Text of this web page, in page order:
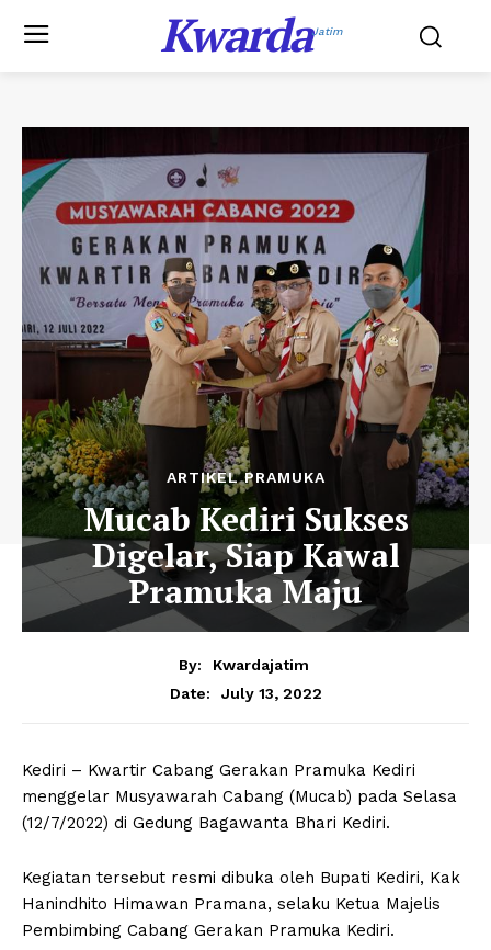
KwardaJatim
ARTIKEL PRAMUKA
Mucab Kediri Sukses
Digelar, Siap Kawal
Pramuka Maju
By:
Kwardajatim
Date:
July 13, 2022
Kediri – Kwartir Cabang Gerakan Pramuka Kediri
menggelar Musyawarah Cabang (Mucab) pada Selasa
(12/7/2022) di Gedung Bagawanta Bhari Kediri.
Kegiatan tersebut resmi dibuka oleh Bupati Kediri, Kak
Hanindhito Himawan Pramana, selaku Ketua Majelis
Pembimbing Cabang Gerakan Pramuka Kediri.